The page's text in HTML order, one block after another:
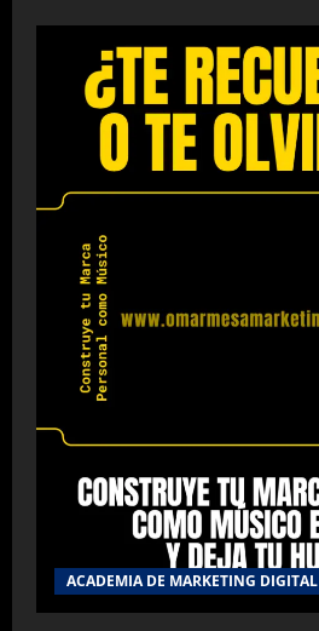
ACADEMIA DE MARKETING DIGITAL